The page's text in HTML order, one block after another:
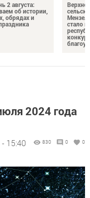
2 августа:
об истории,
обрядах и
стало
2024 года
15:40 830 0 0